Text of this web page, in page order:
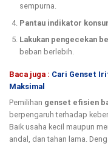
sempurna.
Pantau indikator
Lakukan pengecekan
beban berlebih.
Baca juga : Cari Genset
Maksimal
Pemilihan genset efisien
berpengaruh terhadap
Baik usaha kecil maupun
andal, dan tahan lama.